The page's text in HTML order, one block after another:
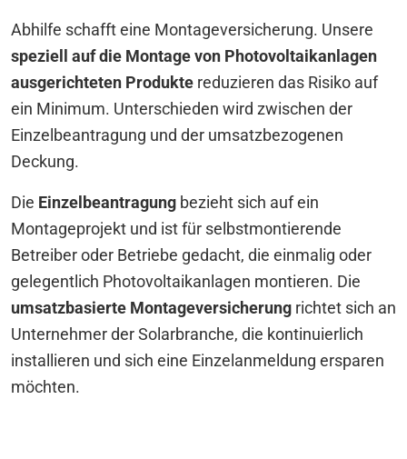
Abhilfe schafft eine Montageversicherung. Unsere
speziell auf die Montage von Photovoltaikanlagen
ausgerichteten Produkte reduzieren das Risiko auf
ein Minimum. Unterschieden wird zwischen der
Einzelbeantragung und der umsatzbezogenen
Deckung.
Die Einzelbeantragung bezieht sich auf ein
Montageprojekt und ist für selbstmontierende
Betreiber oder Betriebe gedacht, die einmalig oder
gelegentlich Photovoltaikanlagen montieren. Die
umsatzbasierte Montageversicherung richtet sich an
Unternehmer der Solarbranche, die kontinuierlich
installieren und sich eine Einzelanmeldung ersparen
möchten.